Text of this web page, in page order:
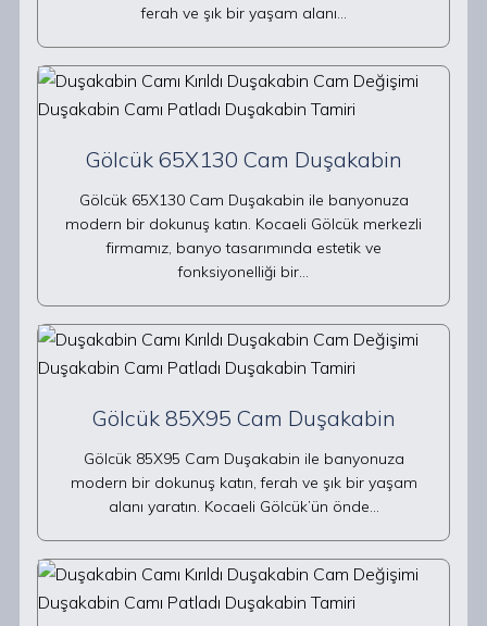
ferah ve şık bir yaşam alanı…
Gölcük 65X130 Cam Duşakabin
Gölcük 65X130 Cam Duşakabin ile banyonuza
modern bir dokunuş katın. Kocaeli Gölcük merkezli
firmamız, banyo tasarımında estetik ve
fonksiyonelliği bir…
Gölcük 85X95 Cam Duşakabin
Gölcük 85X95 Cam Duşakabin ile banyonuza
modern bir dokunuş katın, ferah ve şık bir yaşam
alanı yaratın. Kocaeli Gölcük’ün önde…